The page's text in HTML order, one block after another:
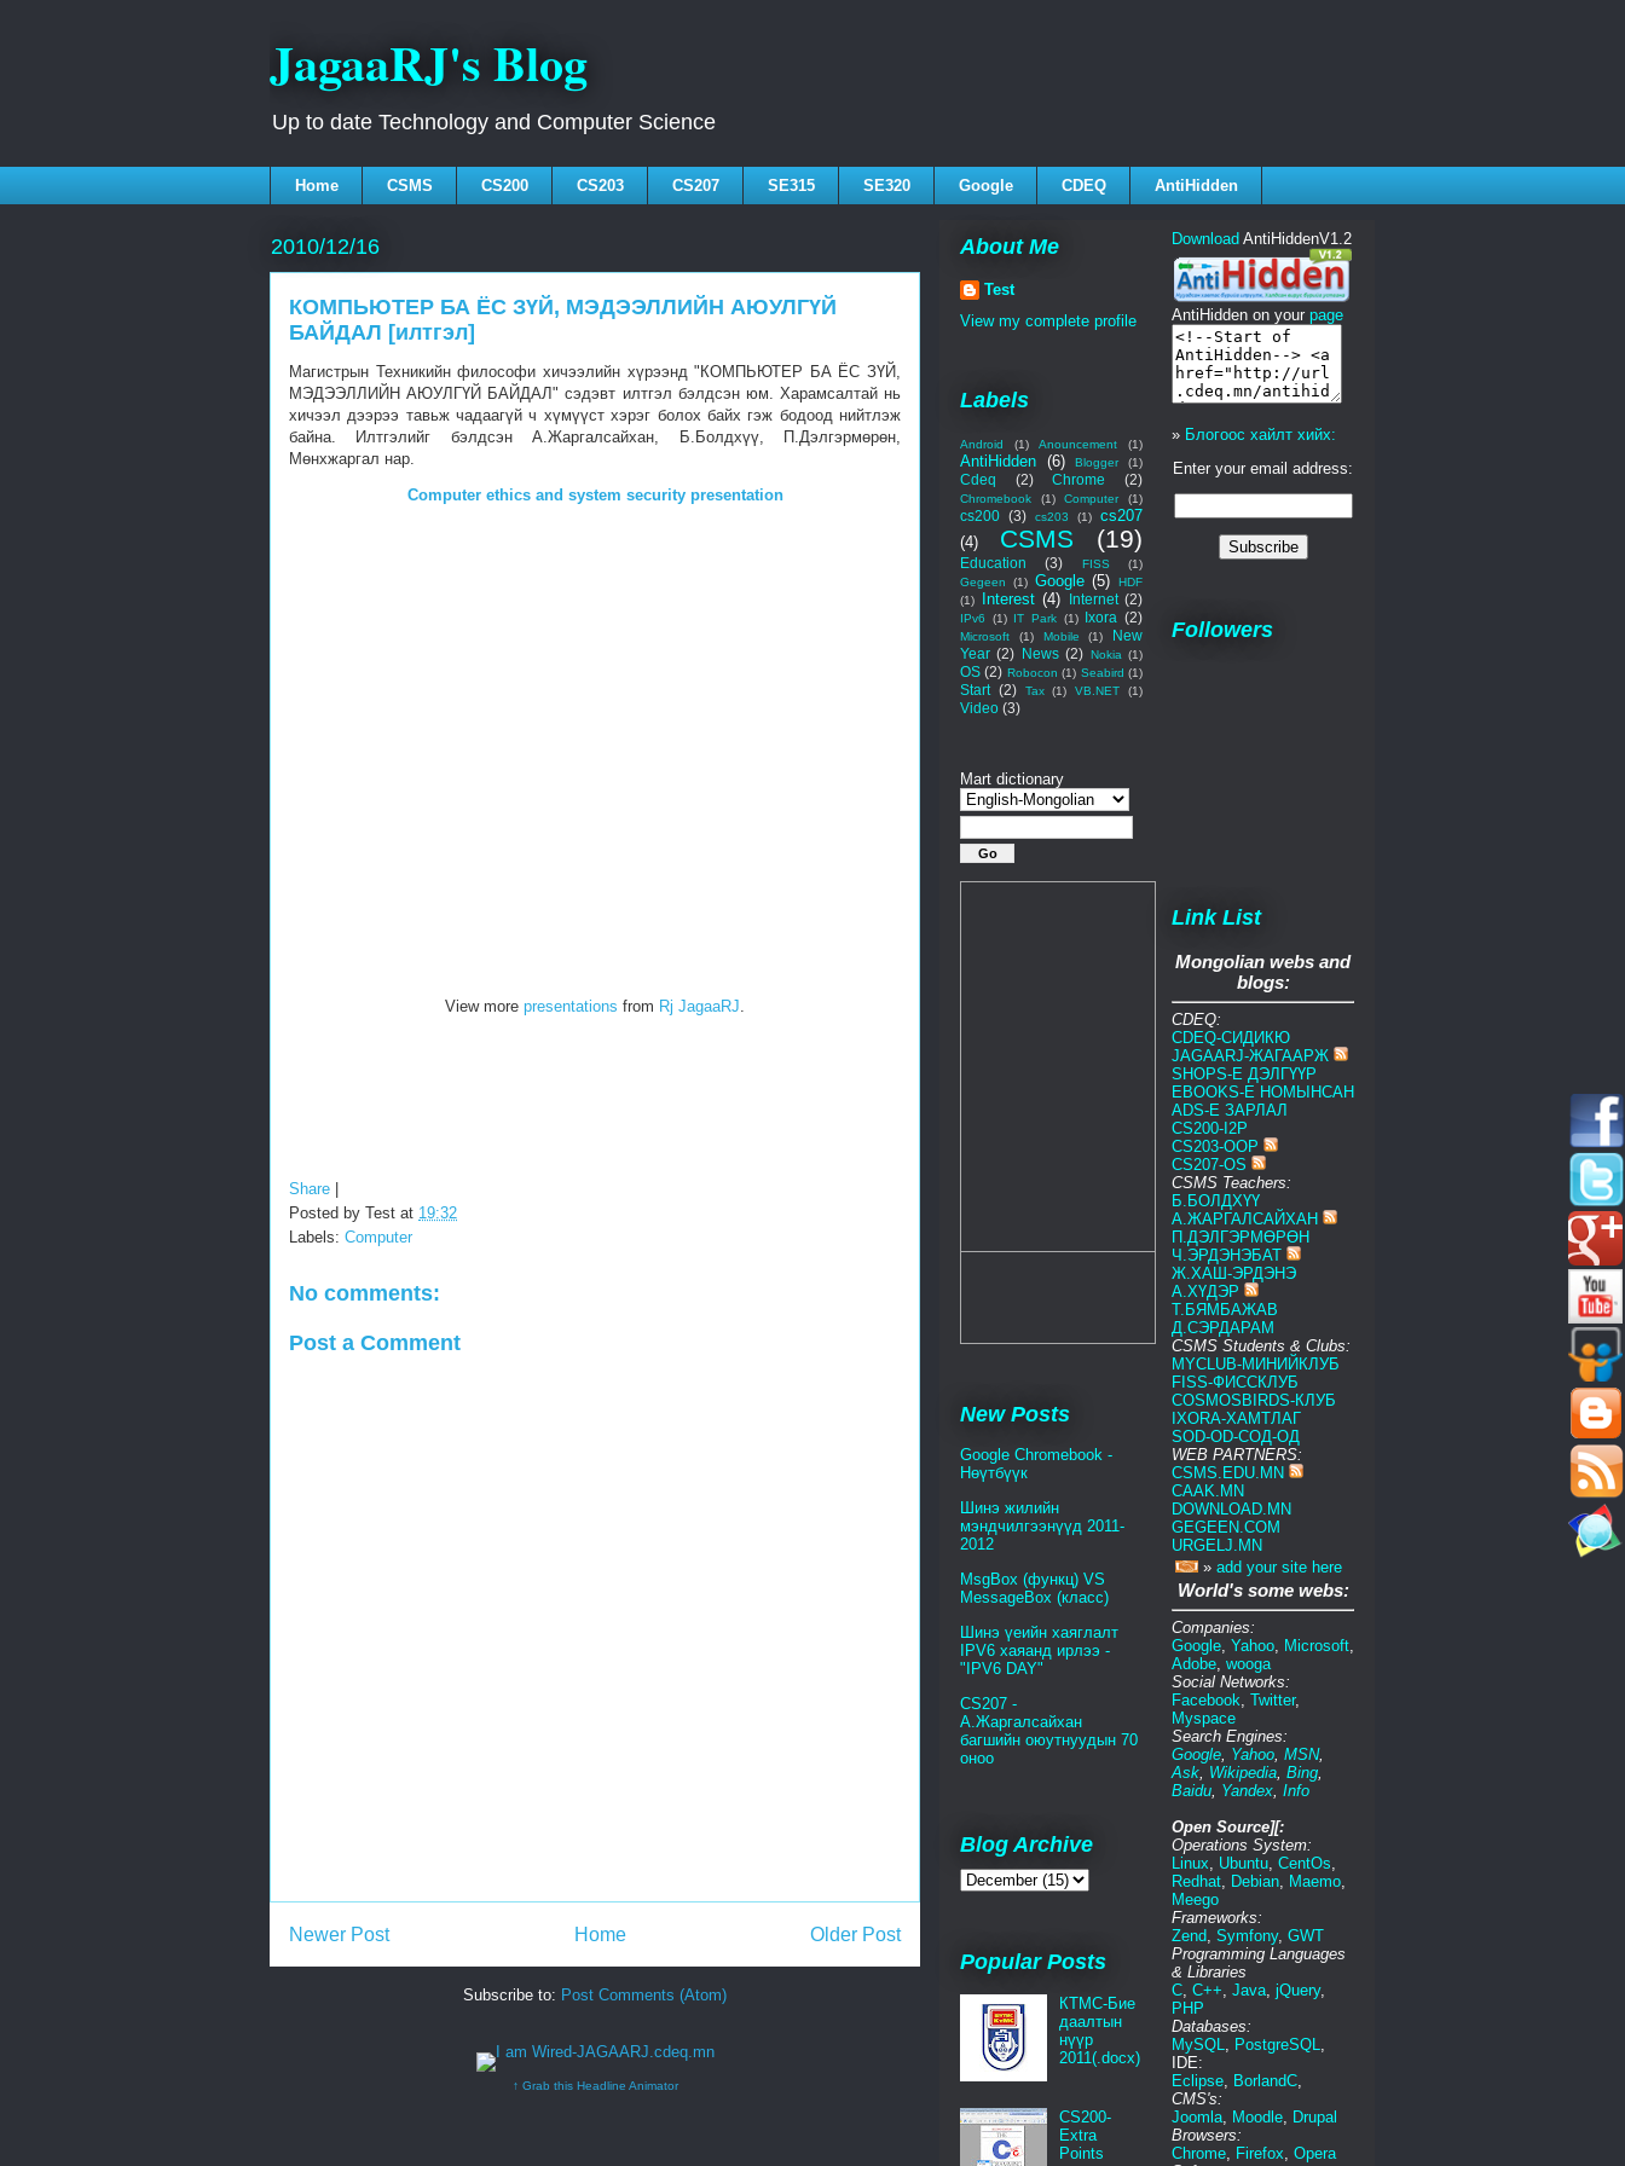
JagaaRJ's Blog
Up to date Technology and Computer Science
Home CSMS CS200 CS203 CS207 SE315 SE320 Google CDEQ AntiHidden
2010/12/16
КОМПЬЮТЕР БА ЁС ЗҮЙ, МЭДЭЭЛЛИЙН АЮУЛГҮЙ
БАЙДАЛ [илтгэл]
Магистрын Техникийн философи хичээлийн хүрээнд "КОМПЬЮТЕР БА ЁС ЗҮЙ,
МЭДЭЭЛЛИЙН АЮУЛГҮЙ БАЙДАЛ" сэдэвт илтгэл бэлдсэн юм. Харамсалтай нь
хичээл дээрээ тавьж чадаагүй ч хүмүүст хэрэг болох байх гэж бодоод нийтлэж
байна. Илтгэлийг бэлдсэн А.Жаргалсайхан, Б.Болдхүү, П.Дэлгэрмөрөн,
Мөнхжаргал нар.
Computer ethics and system security presentation
View more presentations from Rj JagaaRJ
Share
Posted by Test at 19:32
Labels: Computer
No comments:
Post a Comment
Newer Post Older Post
Home
Subscribe to: Post Comments (Atom)
↑ Grab this Headline Animator
About Me
Test
View my complete profile
Labels
Android (1) Anouncement (1)
AntiHidden (6) Blogger (1)
Cdeq (2) Chrome (2)
Chromebook (1) Computer (1)
cs200 (3) cs203 (1)
cs207
(4)
CSMS (19)
Education (3) FISS
(1)
Gegeen
(1) Google (5)
HDF
(1)
Interest (4) Internet (2)
IPv6 (1) IT Park (1) Ixora (2)
Microsoft (1) Mobile (1)
New
Year (2) News (2) Nokia (1)
OS (2) Robocon (1) Seabird (1)
Start (2) Tax (1) VB.NET (1)
Video (3)
Mart dictionary
New Posts
Google Chromebook -
Нөүтбүүк
Шинэ жилийн
мэндчилгээнүүд 2011-
2012
MsgBox (функц) VS
MessageBox (класс)
Шинэ үеийн хаяглалт
IPV6 хаяанд ирлээ -
"IPV6 DAY"
CS207 -
А.Жаргалсайхан
багшийн оюутнуудын 70
оноо
Blog Archive
Popular Posts
КТМС-Бие
даалтын
нүүр
2011(.docx)
CS200-
Extra
Points
Download AntiHiddenV1.2
AntiHidden on your page
» Блогоос хайлт хийх:
Enter your email address:
Followers
Link List
Mongolian webs and
blogs:
CDEQ:
CDEQ-СИДИКЮ
JAGAARJ-ЖАГААРЖ
SHOPS-E ДЭЛГҮҮР
EBOOKS-E НОМЫНСАН
ADS-E ЗАРЛАЛ
CS200-I2P
CS203-OOP
CS207-OS
CSMS Teachers:
Б.БОЛДХҮҮ
А.ЖАРГАЛСАЙХАН
П.ДЭЛГЭРМӨРӨН
Ч.ЭРДЭНЭБАТ
Ж.ХАШ-ЭРДЭНЭ
А.ХҮДЭР
Т.БЯМБАЖАВ
Д.СЭРДАРАМ
CSMS Students & Clubs:
MYCLUB-МИНИЙКЛУБ
FISS-ФИССКЛУБ
COSMOSBIRDS-КЛУБ
IXORA-ХАМТЛАГ
SOD-OD-СОД-ОД
WEB PARTNERS:
CSMS.EDU.MN
CAAK.MN
DOWNLOAD.MN
GEGEEN.COM
URGELJ.MN
» add your site here
World's some webs:
Companies:
Google, Yahoo, Microsoft,
Adobe, wooga
Social Networks:
Facebook, Twitter,
Myspace
Search Engines:
Google, Yahoo, MSN,
Ask, Wikipedia, Bing,
Baidu, Yandex, Info
Open Source][:
Operations System:
Linux, Ubuntu, CentOs,
Redhat, Debian, Maemo,
Meego
Frameworks:
Zend, Symfony, GWT
Programming Languages
& Libraries
C, C++, Java, jQuery,
PHP
Databases:
MySQL, PostgreSQL,
IDE:
Eclipse, BorlandC,
CMS's:
Joomla, Moodle, Drupal
Browsers:
Chrome, Firefox, Opera